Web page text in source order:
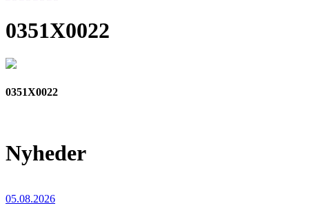
0351X0022
0351X0022
Nyheder
05.08.2026